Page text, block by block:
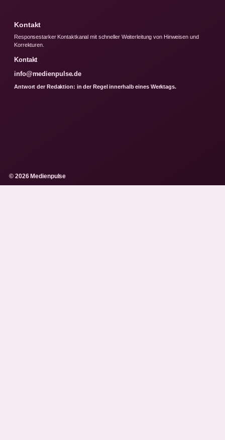
Kontakt
Responsestarker Kontaktkanal mit schneller Weiterleitung von Hinweisen und
Korrekturen.
Kontakt
info@medienpulse.de
Antwort der Redaktion: in der Regel innerhalb eines Werktags.
© 2026 Medienpulse